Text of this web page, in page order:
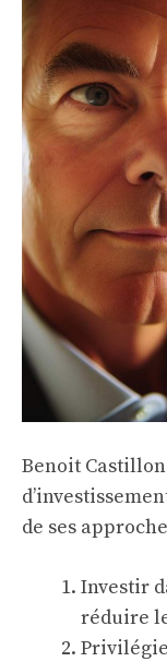
Benoit
de ses
Investir
réduire